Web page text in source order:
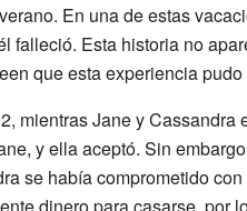
En una de estas
falleció. Esta historia no
que esta experiencia
mientras Jane y
y ella aceptó. Sin
se había comprometido